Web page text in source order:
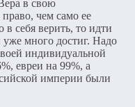
в свою
чем само ее
в себя верить, то идти
много достиг. Надо
индивидуальной
евреи на 99%, а
империи были